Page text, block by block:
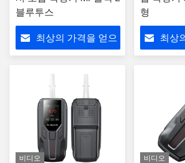
블루투스
최상의 가격을 얻으
형
최상
비디오 비디오